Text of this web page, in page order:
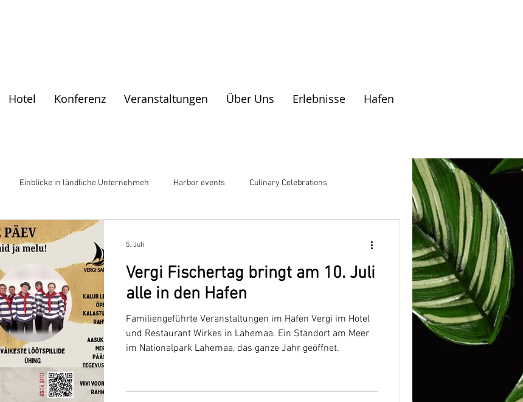
Hotel Konferenz Veranstaltungen Über Uns Erlebnisse Hafen
Einblicke in ländliche Unternehmeh Harbor events Culinary Celebrations
Vergi Fischertag bringt am 10. Juli
alle in den Hafen
Familiengeführte Veranstaltungen im Hafen Vergi im Hotel
und Restaurant Wirkes in Lahemaa. Ein Standort am Meer
im Nationalpark Lahemaa, das ganze Jahr geöffnet.
5. Juli